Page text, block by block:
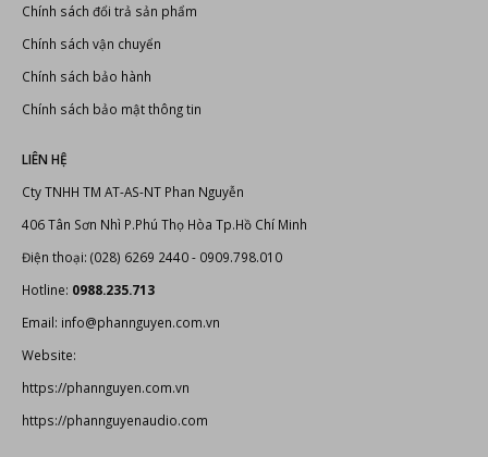
Chính sách đổi trả sản phẩm
Chính sách vận chuyển
Chính sách bảo hành
Chính sách bảo mật thông tin
LIÊN HỆ
Cty TNHH TM AT-AS-NT Phan Nguyễn
406 Tân Sơn Nhì P.Phú Thọ Hòa Tp.Hồ Chí Minh
Điện thoại: (028) 6269 2440 - 0909.798.010
Hotline: 0988.235.713
Email: info@phannguyen.com.vn
Website:
https://phannguyen.com.vn
https://phannguyenaudio.com